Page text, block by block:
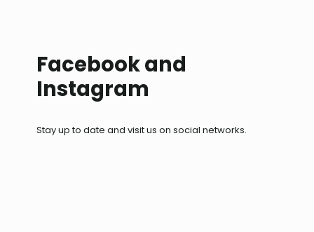
Facebook and
Instagram
Stay up to date and visit us on social networks.